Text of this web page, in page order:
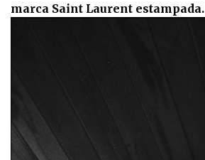
marca Saint Laurent estampada.